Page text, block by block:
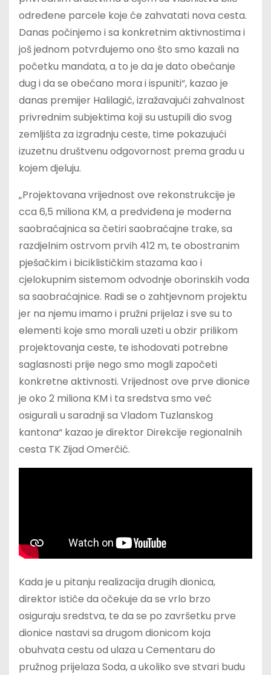
određene parcele koje će zahvatati nova cesta.
Danas počinjemo i sa konkretnim aktivnostima i
još jednom potvrđujemo ono što smo kazali na
početku mandata, a to je da je dato obećanje
dug i da se obećano mora i ispuniti“, kazao je
danas premijer Halilagić, izražavajući zahvalnost
privrednim subjektima koji su ustupili dio svog
zemljišta za izgradnju ceste, time pokazujući
izuzetnu društvenu odgovornost prema gradu u
kojem djeluju.
„Projektovana vrijednost ove rekonstrukcije je
cca 6,5 miliona KM, a predviđena je moderna
saobraćajnica sa četiri saobraćajne trake, sa
razdjelnim ostrvom prvih 412 m, te obostranim
pješačkim i biciklističkim stazama kao i
cjelokupnim sistemom odvodnje oborinskih voda
sa saobraćajnice. Radi se o zahtjevnom projektu
jer na njemu imamo i pružni prijelaz i sve su to
elementi koje smo morali uzeti u obzir prilikom
projektovanja ceste, te ishodovati potrebne
saglasnosti prije nego smo mogli započeti
konkretne aktivnosti. Vrijednost ove prve dionice
je oko 2 miliona KM i ta sredstva smo već
osigurali u saradnji sa Vladom Tuzlanskog
kantona“ kazao je direktor Direkcije regionalnih
cesta TK Zijad Omerčić.
Kada je u pitanju realizacija drugih dionica,
direktor ističe da očekuje da se vrlo brzo
osiguraju sredstva, te da se po završetku prve
dionice nastavi sa drugom dionicom koja
obuhvata cestu od ulaza u Cementaru do
pružnog prijelaza Soda, a ukoliko sve stvari budu